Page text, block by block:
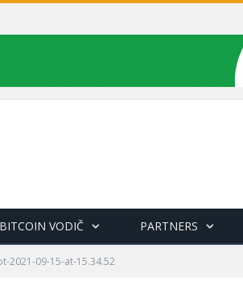
BITCOIN VODIČ PARTNERS
2021-09-15-at-15.34.52